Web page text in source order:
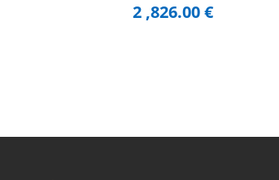
2 ,826.00€